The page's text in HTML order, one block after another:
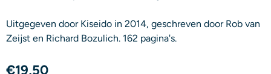
Uitgegeven door Kiseido in 2014, geschreven door Rob van
Zeijst en Richard Bozulich. 162 pagina's.
€19,50